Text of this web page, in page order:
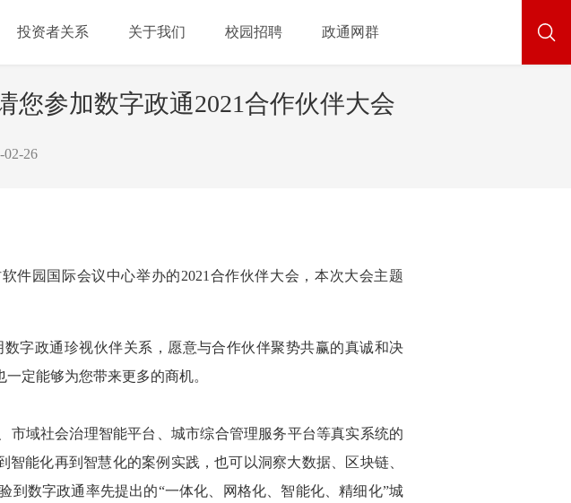
投资者关系 关于我们 校园招聘 政通网群
参加数字政通2021合作伙伴大会
26
件园国际会议中心举办的2021合作伙伴大会，本次大会主题
字政通珍视伙伴关系，愿意与合作伙伴聚势共赢的真诚和决
定能够为您带来更多的商机。
市域社会治理智能平台、城市综合管理服务平台等真实系统的
能化再到智慧化的案例实践，也可以洞察大数据、区块链、
数字政通率先提出的“一体化、网格化、智能化、精细化”城